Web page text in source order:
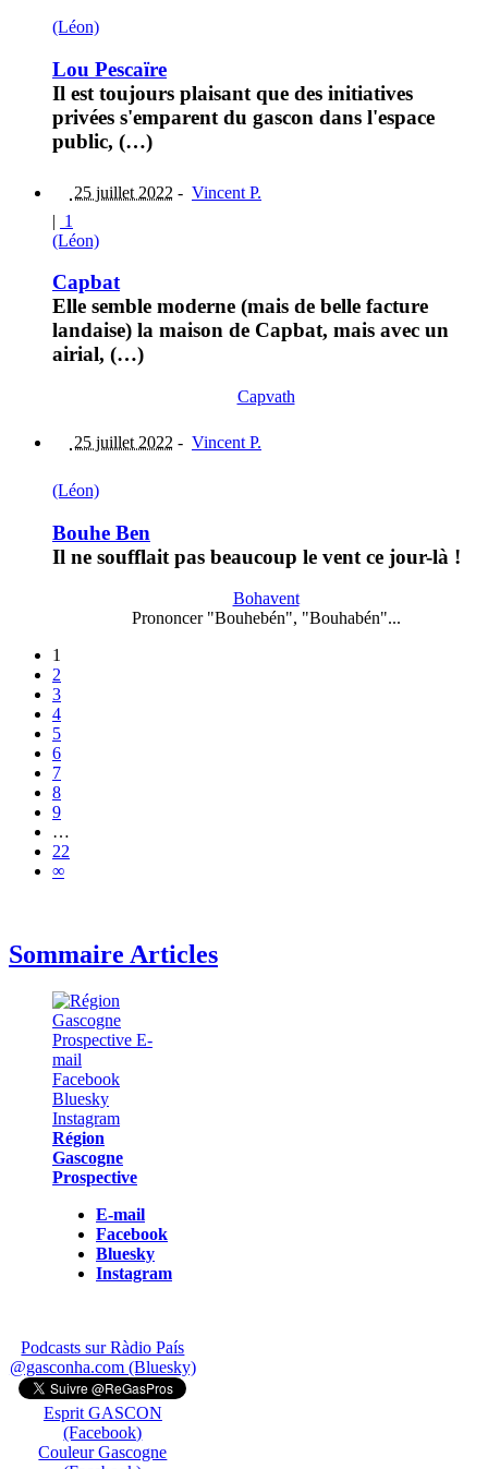
(Léon)
Lou Pescaïre
Il est toujours plaisant que des initiatives
privées s'emparent du gascon dans l'espace
public, (…)
25 juillet 2022 - Vincent P.
| 1
(Léon)
Capbat
Elle semble moderne (mais de belle facture
landaise) la maison de Capbat, mais avec un
airial, (…)
Capvath
25 juillet 2022 - Vincent P.
(Léon)
Bouhe Ben
Il ne soufflait pas beaucoup le vent ce jour-là !
Bohavent
Prononcer "Bouhebén", "Bouhabén"...
1
2
3
4
5
6
7
8
9
…
22
∞
Sommaire Articles
Région
Gascogne
Prospective
E-mail
Facebook
Bluesky
Instagram
Podcasts sur Ràdio País
@gasconha.com (Bluesky)
Esprit GASCON
(Facebook)
Couleur Gascogne